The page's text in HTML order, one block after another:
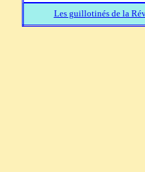
Les guillotinés de la